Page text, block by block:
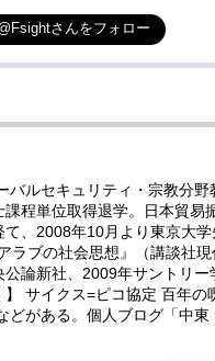
さんをフォロー
バルセキュリティ・宗教分
程単位取得退学。日本貿易
、2008年10月より東京大
ラブの社会思想』（講談社
論新社、2009年サントリ
サイクス=ピコ協定 百年の
がある。個人ブログ「中東